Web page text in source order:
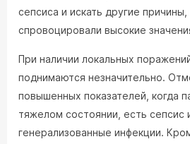
сепсиса и искать другие
спровоцировали высокие
При наличии локальных
поднимаются незначительно.
повышенных показателей, когда
тяжелом состоянии, есть сепсис
генерализованные инфекции.